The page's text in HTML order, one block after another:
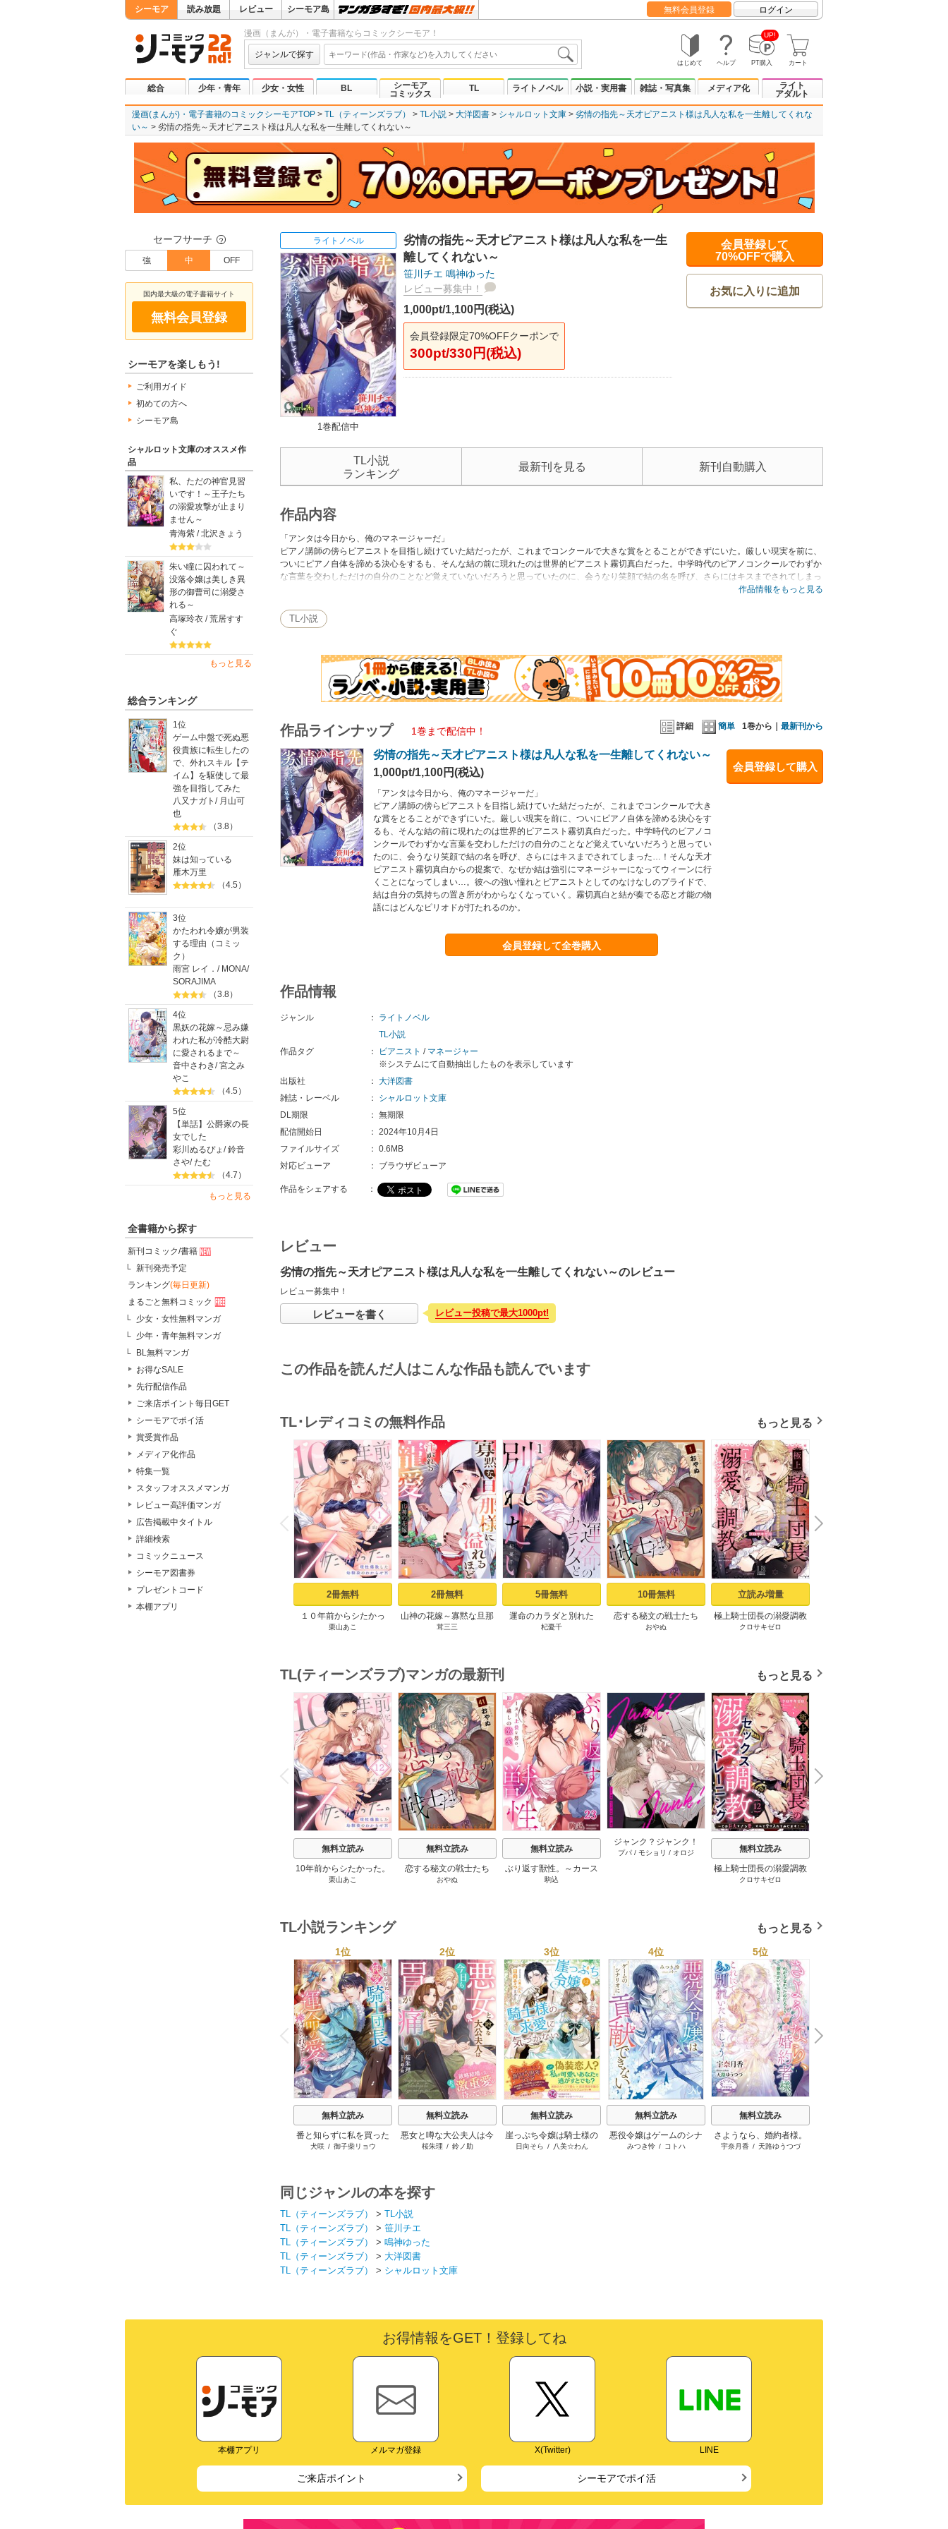
シーモア 読み放題 レビュー シーモア島 無料会員登録 ログイン
漫画（まんが）・電子書籍ならコミックシーモア！
ジャンルで探す
はじめて ヘルプ
UP!
PT購入 カート
総合 少年・青年 少女・女性 BL
シーモア
コミックス
TL ライトノベル 小説・実用書 雑誌・写真集 メディア化
ライト
アダルト
漫画(まんが)・電子書籍のコミックシーモアTOP TL（ティーンズラブ） TL小説 大洋図書 シャルロット文庫
劣情の指先～天才ピアニスト様は凡人な私を一生離してくれな
い～
劣情の指先～天才ピアニスト様は凡人な私を一生離してくれない～
セーフサーチ ？
強 中 OFF
国内最大級の電子書籍サイト
無料会員登録
シーモアを楽しもう!
ご利用ガイド
初めての方へ
シーモア島
シャルロット文庫のオススメ作
品
私、ただの神官見習
いです！～王子たち
の溺愛攻撃が止まり
ません～
青海紫 / 北沢きょう
朱い瞳に囚われて～
没落令嬢は美しき異
形の御曹司に溺愛さ
れる～
高塚玲衣 / 荒居すす
ぐ
もっと見る
総合ランキング
1位
ゲーム中盤で死ぬ悪
役貴族に転生したの
で、外れスキル【テ
イム】を駆使して最
強を目指してみた
八又ナガト / 月山可
也
（3.8）
2位
妹は知っている
雁木万里
（4.5）
3位
かたわれ令嬢が男装
する理由（コミッ
ク）
雨宮 レイ． / MONA/
SORAJIMA
（3.8）
4位
黒妖の花嫁～忌み嫌
われた私が冷酷大尉
に愛されるまで～
音中さわき/宮之み
やこ
（4.5）
5位
【単話】公爵家の長
女でした
彩川ぬるぴょ /鈴音
さや/たむ
（4.7）
もっと見る
全書籍から探す
新刊コミック/書籍
新刊発売予定
ランキング(毎日更新)
まるごと無料コミック
少女・女性無料マンガ
少年・青年無料マンガ
BL無料マンガ
お得なSALE
先行配信作品
ご来店ポイント毎日GET
シーモアでポイ活
賞受賞作品
メディア化作品
特集一覧
スタッフオススメマンガ
レビュー高評価マンガ
広告掲載中タイトル
詳細検索
コミックニュース
シーモア図書券
プレゼントコード
本棚アプリ
ライトノベル
1巻配信中
劣情の指先～天才ピアニスト様は凡人な私を一生
離してくれない～
笹川チエ 鳴神ゆった
レビュー募集中！
1,000pt/1,100円(税込)
会員登録限定70%OFFクーポンで
300pt/330円(税込)
会員登録して
70%OFFで購入
お気に入りに追加
TL小説
ランキング
最新刊を見る 新刊自動購入
作品内容
「アンタは今日から、俺のマネージャーだ」
ピアノ講師の傍らピアニストを目指し続けていた結だったが、これまでコンクールで大きな賞をとることができずにいた。厳しい現実を前に、
ついにピアノ自体を諦める決心をするも、そんな結の前に現れたのは世界的ピアニスト霧切真白だった。中学時代のピアノコンクールでわずか
な言葉を交わしただけの自分のことなど覚えていないだろうと思っていたのに、会うなり笑顔で結の名を呼び、さらにはキスまでされてしまっ
た…！そんな天才ピアニスト霧切真白からの提案で、なぜか結は強引にマネージャーになってウィーンに行くことになってしまい…。彼への強
語にはどんなピリオドが打たれるのか。
作品情報をもっと見る
TL小説
詳細 簡単 1巻から｜ 最新刊から
作品ラインナップ 1巻まで配信中！
会員登録して購入
劣情の指先～天才ピアニスト様は凡人な私を一生離してくれない～
1,000pt/1,100円(税込)
「アンタは今日から、俺のマネージャーだ」
ピアノ講師の傍らピアニストを目指し続けていた結だったが、これまでコンクールで大き
な賞をとることができずにいた。厳しい現実を前に、ついにピアノ自体を諦める決心をす
るも、そんな結の前に現れたのは世界的ピアニスト霧切真白だった。中学時代のピアノコ
ンクールでわずかな言葉を交わしただけの自分のことなど覚えていないだろうと思ってい
たのに、会うなり笑顔で結の名を呼び、さらにはキスまでされてしまった…！そんな天才
ピアニスト霧切真白からの提案で、なぜか結は強引にマネージャーになってウィーンに行
くことになってしまい…。彼への強い憧れとピアニストとしてのなけなしのプライドで、
結は自分の気持ちの置き所がわからなくなっていく。霧切真白と結が奏でる恋と才能の物
語にはどんなピリオドが打たれるのか。
会員登録して全巻購入
作品情報
ジャンル ：
ライトノベル
TL小説
作品タグ
： ピアニスト / マネージャー
※システムにて自動抽出したものを表示しています
出版社
： 大洋図書
雑誌・レーベル
：
シャルロット文庫
DL期限
： 無期限
配信開始日
： 2024年10月4日
ファイルサイズ
： 0.6MB
対応ビューア
： ブラウザビューア
作品をシェアする ：
レビュー
劣情の指先～天才ピアニスト様は凡人な私を一生離してくれない～のレビュー
レビュー募集中！
レビューを書く レビュー投稿で最大1000pt!
この作品を読んだ人はこんな作品も読んでいます
TL･レディコミの無料作品 もっと見る
P
r
e
v
i
o
u
s
2冊無料
１０年前からシたかっ
た。～理性爆散した幼馴
栗山あこ
2冊無料
山神の花嫁～寡黙な旦那
様に溢れるほど注がれる
茸三三
5冊無料
運命のカラダと別れた
い。～思い出したくなか
杞憂千
10冊無料
恋する秘文の戦士たち
【forcs edited】 1話
おやぬ
立読み増量
極上騎士団長の溺愛調教
～その巨大すぎる愛、す
き】
クロサキゼロ
N
e
x
t
TL(ティーンズラブ)マンガの最新刊 もっと見る
P
r
e
v
i
o
u
s
無料立読み
10年前からシたかった。
～理性爆散した幼馴染の
栗山あこ
無料立読み
恋する秘文の戦士たち
【forcs edited】 43-44巻
おやぬ
無料立読み
ぶり返す獣性。～カース
ト上位な男の、10年越し
駒込
ジャンク？ジャンク！
【タテヨミ】 34巻
プパ / モショリ / オロジ
無料立読み
極上騎士団長の溺愛調教
～その巨大すぎる愛、す
クロサキゼロ
N
e
x
t
TL小説ランキング もっと見る
P
r
e
v
i
o
u
s
1位
無料立読み
番と知らずに私を買った
純愛こじらせ騎士団長に
犬咲/ 御子柴リョウ
2位
無料立読み
悪女と噂な大公夫人は今
日も胃が痛い～政略結婚
桜朱理 / 鈴ノ助
3位
無料立読み
崖っぷち令嬢は騎士様の
求愛に気づかない【初回
日向そら / 八美☆わん
4位
無料立読み
悪役令嬢はゲームのシナ
リオに貢献できない
みつき怜/ コトハ
5位
無料立読み
さようなら、婚約者様。
これにてお別れいたしま
宇奈月香/ 天路ゆうつづ
N
e
x
t
同じジャンルの本を探す
TL（ティーンズラブ） > TL小説
TL（ティーンズラブ）
> 笹川チエ
TL（ティーンズラブ）
> 鳴神ゆった
TL（ティーンズラブ）
> 大洋図書
TL（ティーンズラブ）
> シャルロット文庫
お得情報をGET！登録してね
本棚アプリ メルマガ登録 X(Twitter) LINE
ご来店ポイント シーモアでポイ活